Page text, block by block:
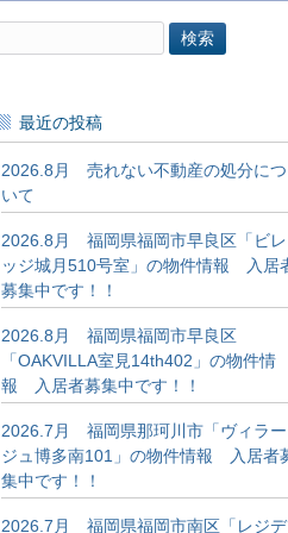
最近の投稿
2026.8月 売れない不動産の処分につ
いて
2026.8月 福岡県福岡市早良区「ビレ
ッジ城月510号室」の物件情報 入居
募集中です！！
2026.8月 福岡県福岡市早良区
「OAKVILLA室見14th402」の物件情
報 入居者募集中です！！
2026.7月 福岡県那珂川市「ヴィラー
ジュ博多南101」の物件情報 入居者
集中です！！
2026.7月 福岡県福岡市南区「レジデ